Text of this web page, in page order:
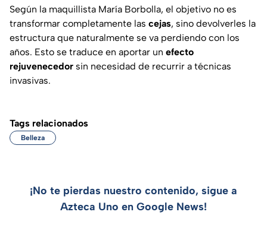
Según la maquillista María Borbolla, el objetivo no es
transformar completamente las cejas, sino devolverles la
estructura que naturalmente se va perdiendo con los
años. Esto se traduce en aportar un efecto
rejuvenecedor sin necesidad de recurrir a técnicas
invasivas.
Tags relacionados
Belleza
¡No te pierdas nuestro contenido, sigue a
Azteca Uno en Google News!